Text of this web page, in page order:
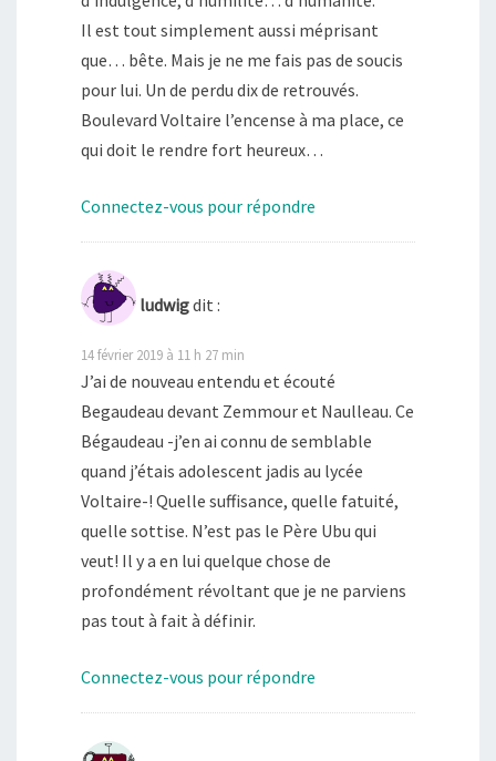
Il est tout simplement aussi méprisant
que… bête. Mais je ne me fais pas de soucis
pour lui. Un de perdu dix de retrouvés.
Boulevard Voltaire l’encense à ma place, ce
qui doit le rendre fort heureux…
Connectez-vous pour répondre
ludwigdit :
14 février 2019 à 11 h 27 min
J’ai de nouveau entendu et écouté
Begaudeau devant Zemmour et Naulleau. Ce
Bégaudeau -j’en ai connu de semblable
quand j’étais adolescent jadis au lycée
Voltaire-! Quelle suffisance, quelle fatuité,
quelle sottise. N’est pas le Père Ubu qui
veut! Il y a en lui quelque chose de
profondément révoltant que je ne parviens
pas tout à fait à définir.
Connectez-vous pour répondre